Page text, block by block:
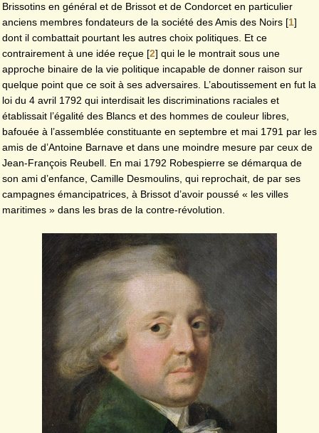
Brissotins en général et de Brissot et de Condorcet en particulier
anciens membres fondateurs de la société des Amis des Noirs [1]
dont il combattait pourtant les autres choix politiques. Et ce
contrairement à une idée reçue [2] qui le le montrait sous une
approche binaire de la vie politique incapable de donner raison sur
quelque point que ce soit à ses adversaires. L’aboutissement en fut la
loi du 4 avril 1792 qui interdisait les discriminations raciales et
établissait l’égalité des Blancs et des hommes de couleur libres,
bafouée à l’assemblée constituante en septembre et mai 1791 par les
amis de d’Antoine Barnave et dans une moindre mesure par ceux de
Jean-François Reubell. En mai 1792 Robespierre se démarqua de
son ami d’enfance, Camille Desmoulins, qui reprochait, de par ses
campagnes émancipatrices, à Brissot d’avoir poussé « les villes
maritimes » dans les bras de la contre-révolution.